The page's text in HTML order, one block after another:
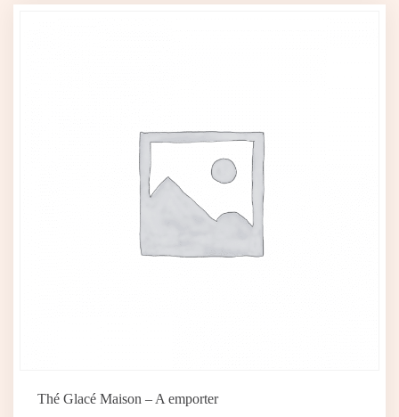
Thé Glacé Maison – A emporter